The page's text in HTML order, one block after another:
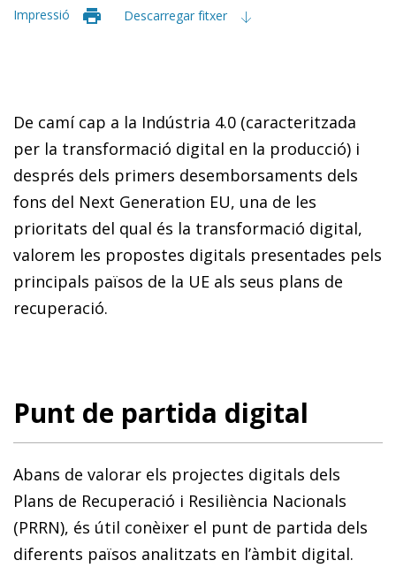
Impressió Descarregar fitxer
De camí cap a la Indústria 4.0 (caracteritzada
per la transformació digital en la producció) i
després dels primers desemborsaments dels
fons del Next Generation EU, una de les
prioritats del qual és la transformació digital,
valorem les propostes digitals presentades pels
principals països de la UE als seus plans de
recuperació.
Punt de partida digital
Abans de valorar els projectes digitals dels
Plans de Recuperació i Resiliència Nacionals
(PRRN), és útil conèixer el punt de partida dels
diferents països analitzats en l’àmbit digital.